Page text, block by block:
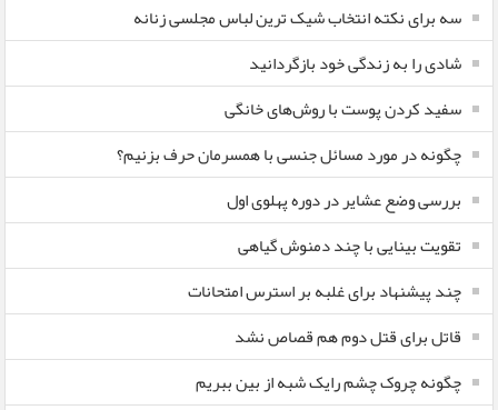
سه برای نکته انتخاب شیک ترین لباس مجلسی زنانه
شادی را به زندگی خود بازگردانید
سفید کردن پوست با روش‌های خانگی
چگونه در مورد مسائل جنسی با همسرمان حرف بزنیم؟
بررسی وضع عشایر در دوره پهلوی اول
تقویت بینایی با چند دمنوش گیاهی
چند پیشنهاد برای غلبه بر استرس امتحانات
قاتل برای قتل دوم هم قصاص نشد
چگونه چروک چشم رایک شبه از بین ببریم